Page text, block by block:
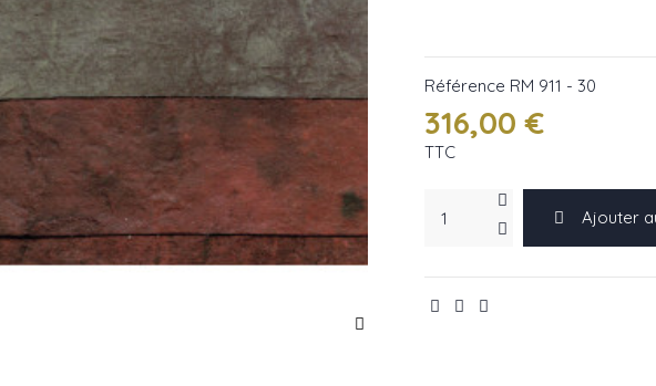
Référence RM 911 - 30
316,00 €
TTC
Ajouter